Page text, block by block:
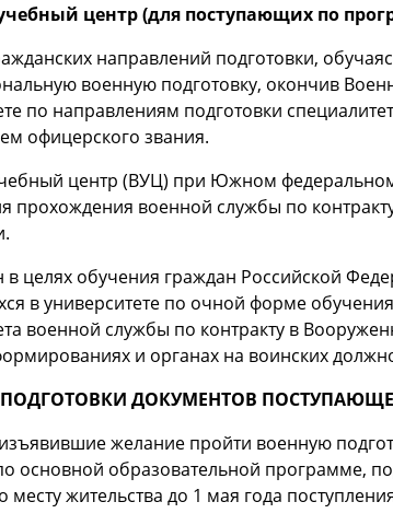
центр (для поступающих по
направлений подготовки,
военную подготовку, окончив
по направлениям подготовки
офицерского звания.
центр (ВУЦ) при Южном
прохождения военной службы по
в целях обучения граждан Российской
в университете по очной форме
военной службы по контракту в
и органах на воинских
ДОКУМЕНТОВ
желание пройти военную
основной образовательной программе,
месту жительства до 1 мая года